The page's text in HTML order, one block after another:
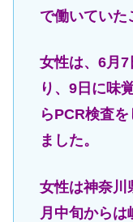
で働いていた
女性は、6月
り、9日に味
らPCR検査
ました。
女性は神奈川
月中旬からは